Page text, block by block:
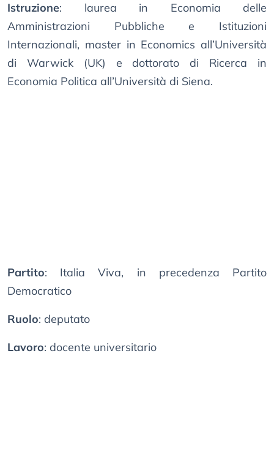
Istruzione: laurea in Economia delle
Amministrazioni Pubbliche e Istituzioni
Internazionali, master in Economics all’Università
di Warwick (UK) e dottorato di Ricerca in
Economia Politica all’Università di Siena.
Partito: Italia Viva, in precedenza Partito
Democratico
Ruolo: deputato
Lavoro: docente universitario